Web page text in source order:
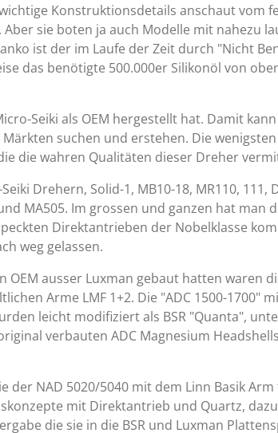
Konstruktionsdetails anschaut vom
sie boten ja auch Modelle mit nahezu
ist der im Laufe der Zeit durch "Nicht
das benötigte 500.000er Silikonöl von
Seiki als OEM hergestellt hat. Damit
suchen und erstehen. Die
die wahren Qualitäten dieser Dreher
Drehern, Solid-1, MB10-18, MR110, 111,
MA505. Im grossen und ganzen hat man
Direktantrieben der Nobelklasse
weg gelassen.
ausser Luxman gebaut hatten waren
Arme LMF 1+2. Die "ADC 1500-1700"
leicht modifiziert als BSR "Quanta",
verbauten ADC Magnesium
NAD 5020/5040 mit dem Linn Basik
mit Direktantrieb und Quartz,
die sie in die BSR und Luxman